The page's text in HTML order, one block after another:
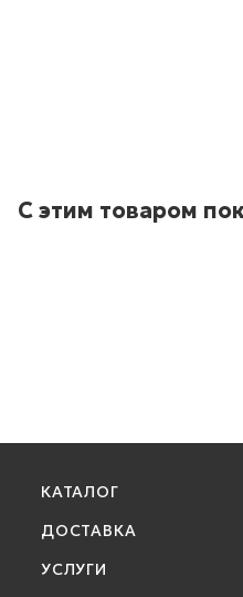
С этим товаром
КАТАЛОГ
ДОСТАВКА
УСЛУГИ